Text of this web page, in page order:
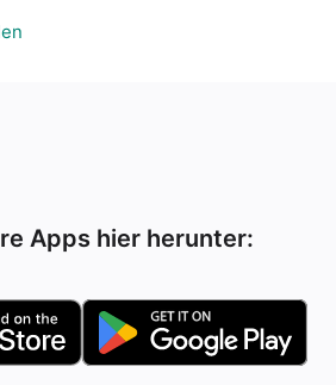
Apps hier herunter: